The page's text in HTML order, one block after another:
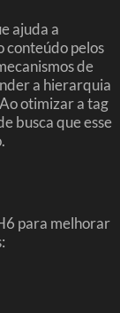
ajuda a
conteúdo pelos
de
a hierarquia
otimizar a tag
busca que esse
para melhorar